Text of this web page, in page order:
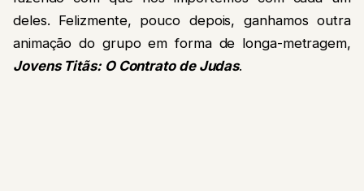
deles. Felizmente, pouco depois, ganhamos outra
animação do grupo em forma de longa-metragem,
Jovens Titãs: O Contrato de Judas.